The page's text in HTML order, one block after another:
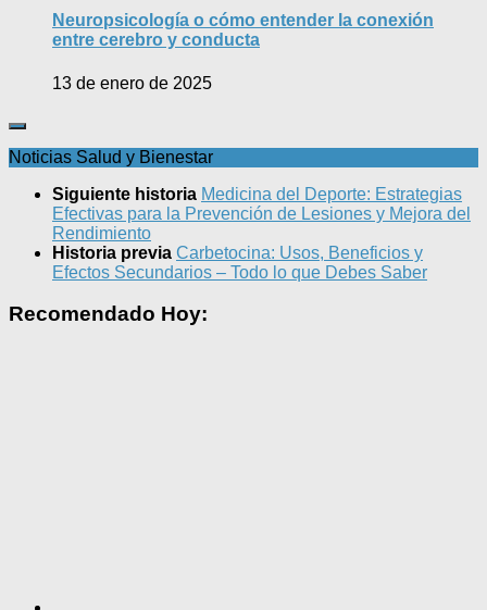
Neuropsicología o cómo entender la conexión
entre cerebro y conducta
13 de enero de 2025
Noticias Salud y Bienestar
Siguiente historia Medicina del Deporte: Estrategias
Efectivas para la Prevención de Lesiones y Mejora del
Rendimiento
Historia previa Carbetocina: Usos, Beneficios y
Efectos Secundarios – Todo lo que Debes Saber
Recomendado Hoy: